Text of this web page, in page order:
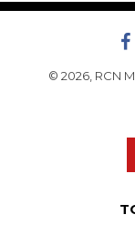
© 2026, RCN